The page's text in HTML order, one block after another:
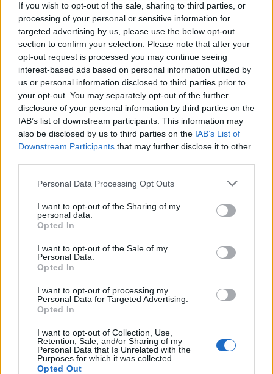
If you wish to opt-out of the sale, sharing to third parties, or
processing of your personal or sensitive information for
targeted advertising by us, please use the below opt-out
section to confirm your selection. Please note that after your
opt-out request is processed you may continue seeing
interest-based ads based on personal information utilized by
us or personal information disclosed to third parties prior to
your opt-out. You may separately opt-out of the further
disclosure of your personal information by third parties on the
IAB’s list of downstream participants. This information may
also be disclosed by us to third parties on the IAB’s List of
Downstream Participants that may further disclose it to other
Personal Data Processing Opt Outs
I want to opt-out of the Sharing of my
personal data.
Opted In
I want to opt-out of the Sale of my
Personal Data.
Opted In
I want to opt-out of processing my
Personal Data for Targeted Advertising.
Opted In
I want to opt-out of Collection, Use,
Retention, Sale, and/or Sharing of my
Personal Data that Is Unrelated with the
Purposes for which it was collected.
Opted Out
Ν. Χαρδαλιάς: «Με το Παρατηρητήριο Έργων η
Περιφέρεια αποκτά ένα πρωτοποριακό ψηφιακό
εργαλείο λογοδοσίας»
6 Αυγούστου 2026
Δήμος Αθηναίων: 43 σχολικές αυλές γίνονται πιο
πράσινες και πιο δροσερές
5 Αυγούστου 2026
Η FARIA Renewables προχώρησε στην ηλεκτροδότηση
του αιολικού πάρκου Faria Αίολος Λάρυμνα
5 Αυγούστου 2026
ΥΠΕΝ: Διευρύνεται ο κατάλογος των
Προστατευόμενων Τοπίων σε 12
4 Αυγούστου 2026
Newsletter Citygen.gr
Λάβετε όλα τα τελευταία νέα από τον χώρο της Πολιτικής
Προστασίας, του ESG, του Green Business και των ΟΤΑ
Συμφωνώ με την Πολιτική Δεδομένων